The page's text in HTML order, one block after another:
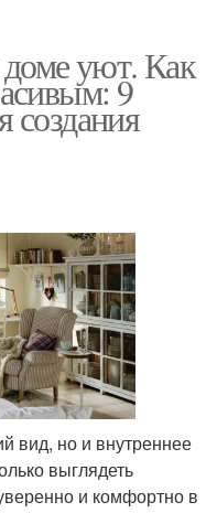
доме уют. Как
9
создания
вид, но и внутреннее
выглядеть
и комфортно в